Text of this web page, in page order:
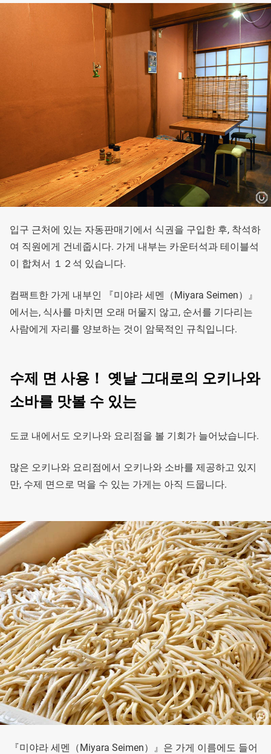
입구 근처에 있는 자동판매기에서 식권을 구입한 후, 착석하
여 직원에게 건네줍시다. 가게 내부는 카운터석과 테이블석
이 합쳐서 １２석 있습니다.
컴팩트한 가게 내부인 『미야라 세멘（Miyara Seimen）』
에서는, 식사를 마치면 오래 머물지 않고, 순서를 기다리는
사람에게 자리를 양보하는 것이 암묵적인 규칙입니다.
수제 면 사용！ 옛날 그대로의 오키나와
소바를 맛볼 수 있는
도쿄 내에서도 오키나와 요리점을 볼 기회가 늘어났습니다.
많은 오키나와 요리점에서 오키나와 소바를 제공하고 있지
만, 수제 면으로 먹을 수 있는 가게는 아직 드뭅니다.
『미야라 세멘（Miyara Seimen）』은 가게 이름에도 들어